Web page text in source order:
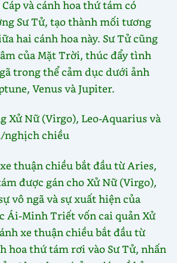
và cánh hoa thứ tám có
Sư Tử, tạo thành mối tương
hai cánh hoa này. Sư Tử cũng
của Mặt Trời, thúc đẩy tình
trong thể cảm dục dưới ảnh
Venus và Jupiter.
Xử Nữ (Virgo), Leo-Aquarius và
nghịch chiều
thuận chiều bắt đầu từ Aries,
được gán cho Xử Nữ (Virgo),
vô ngã và sự xuất hiện của
Ái-Minh Triết vốn cai quản Xử
xe thuận chiều bắt đầu từ
hoa thứ tám rơi vào Sư Tử, nhấn